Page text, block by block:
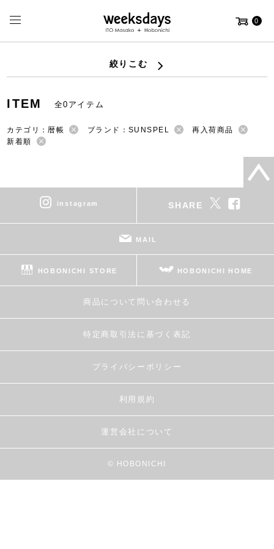
0
絞りこむ
ITEM 全0アイテム
カテゴリ：暦帳 ブランド：SUNSPEL
再入荷商品
新着順
instagram SHARE
MAIL
HOBONICHI STORE HOBONICHI HOME
商品について問い合わせる
特定商取引法に基づく表記
プライバシーポリシー
利用規約
運営会社について
© HOBONICHI